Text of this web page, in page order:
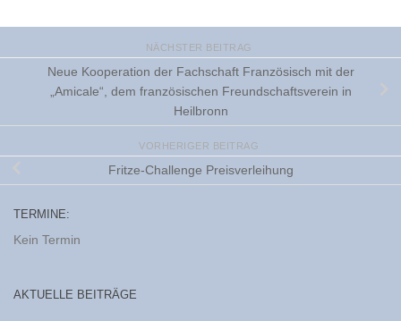
NÄCHSTER BEITRAG
Neue Kooperation der Fachschaft Französisch mit der
„Amicale“, dem französischen Freundschaftsverein in
Heilbronn
VORHERIGER BEITRAG
Fritze-Challenge Preisverleihung
TERMINE:
Kein Termin
AKTUELLE BEITRÄGE